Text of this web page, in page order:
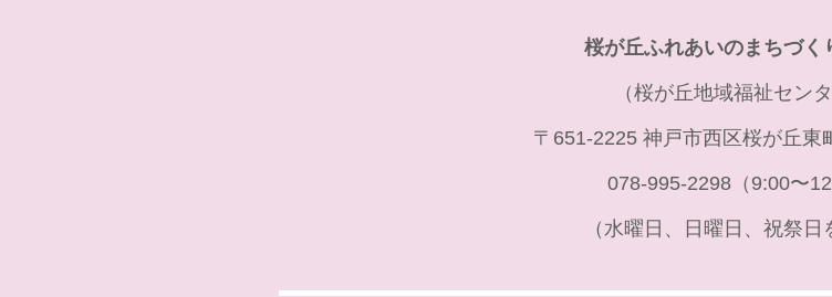
桜が丘ふれあいのまちづく
（桜が丘地域福祉センタ
〒651-2225 神戸市西区桜が丘東
078-995-2298（9:00〜
（水曜日、日曜日、祝祭日